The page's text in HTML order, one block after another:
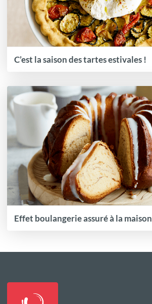
C’est la saison des tartes estivales !
Effet boulangerie assuré à la maison